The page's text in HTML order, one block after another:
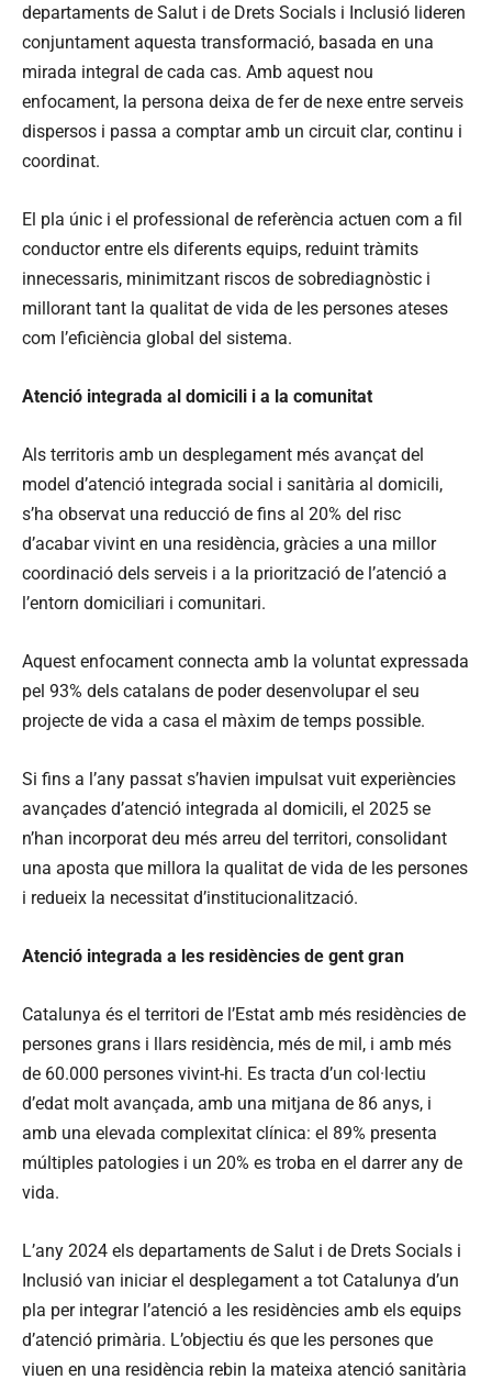
departaments de Salut i de Drets Socials i Inclusió lideren
conjuntament aquesta transformació, basada en una
mirada integral de cada cas. Amb aquest nou
enfocament, la persona deixa de fer de nexe entre serveis
dispersos i passa a comptar amb un circuit clar, continu i
coordinat.
El pla únic i el professional de referència actuen com a fil
conductor entre els diferents equips, reduint tràmits
innecessaris, minimitzant riscos de sobrediagnòstic i
millorant tant la qualitat de vida de les persones ateses
com l’eficiència global del sistema.
Atenció integrada al domicili i a la comunitat
Als territoris amb un desplegament més avançat del
model d’atenció integrada social i sanitària al domicili,
s’ha observat una reducció de fins al 20% del risc
d’acabar vivint en una residència, gràcies a una millor
coordinació dels serveis i a la priorització de l’atenció a
l’entorn domiciliari i comunitari.
Aquest enfocament connecta amb la voluntat expressada
pel 93% dels catalans de poder desenvolupar el seu
projecte de vida a casa el màxim de temps possible.
Si fins a l’any passat s’havien impulsat vuit experiències
avançades d’atenció integrada al domicili, el 2025 se
n’han incorporat deu més arreu del territori, consolidant
una aposta que millora la qualitat de vida de les persones
i redueix la necessitat d’institucionalització.
Atenció integrada a les residències de gent gran
Catalunya és el territori de l’Estat amb més residències de
persones grans i llars residència, més de mil, i amb més
de 60.000 persones vivint-hi. Es tracta d’un col·lectiu
d’edat molt avançada, amb una mitjana de 86 anys, i
amb una elevada complexitat clínica: el 89% presenta
múltiples patologies i un 20% es troba en el darrer any de
vida.
L’any 2024 els departaments de Salut i de Drets Socials i
Inclusió van iniciar el desplegament a tot Catalunya d’un
pla per integrar l’atenció a les residències amb els equips
d’atenció primària. L’objectiu és que les persones que
viuen en una residència rebin la mateixa atenció sanitària